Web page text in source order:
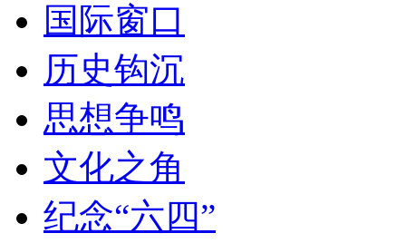
国际窗口
历史钩沉
思想争鸣
文化之角
纪念“六四”